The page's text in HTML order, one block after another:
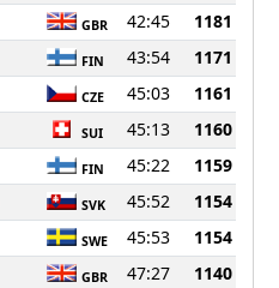
GBR 42:45
1181
FIN 43:54
1171
CZE 45:03
1161
SUI 45:13
1160
FIN 45:22
1159
SVK 45:52
1154
SWE 45:53
1154
GBR 47:27
1140